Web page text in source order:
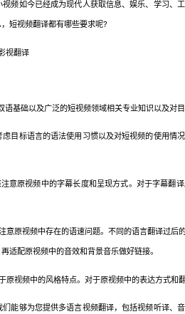
如今已经成为现代人获取信息、娱乐、学习、工
短视频翻译都有哪些要求呢?
础以及广泛的短视频领域相关专业知识以及对目
标语言的语法使用习惯以及对短视频的使用情
原视频中的字幕长度和呈现方式。对于字幕翻
原视频中存在的语速问题。不同的语言翻译过后
适配原视频中的音效和背景音乐做好链接。
频中的风格特点。对于原视频中的表达方式和翻
够为您提供多语言视频翻译，包括视频听译、